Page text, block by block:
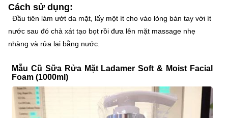
Cách sử dụng:
Đầu tiên làm ướt da mặt, lấy một ít cho vào lòng bàn tay với ít
nước sau đó chà xát tạo bọt rồi đưa lên mặt massage nhẹ
nhàng và rửa lại bằng nước.
Mẫu Cũ Sữa Rửa Mặt Ladamer Soft & Moist Facial
Foam (1000ml)